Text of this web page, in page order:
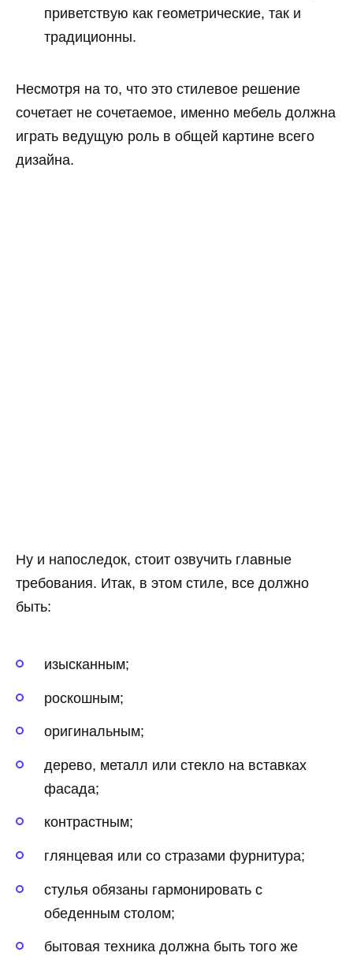
приветствую как геометрические, так и
традиционны.
Несмотря на то, что это стилевое решение
сочетает не сочетаемое, именно мебель должна
играть ведущую роль в общей картине всего
дизайна.
Ну и напоследок, стоит озвучить главные
требования. Итак, в этом стиле, все должно
быть:
изысканным;
роскошным;
оригинальным;
дерево, металл или стекло на вставках
фасада;
контрастным;
глянцевая или со стразами фурнитура;
стулья обязаны гармонировать с
обеденным столом;
бытовая техника должна быть того же